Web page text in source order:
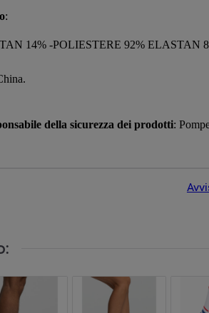
:
14% -POLIESTERE 92% ELASTAN
della sicurezza dei prodotti: